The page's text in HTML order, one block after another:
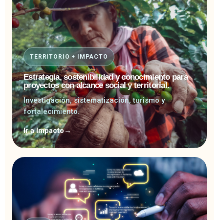
TERRITORIO + IMPACTO
Estrategia, sostenibilidad y conocimiento para
proyectos con alcance social y territorial.
Investigación, sistematización, turismo y
fortalecimiento.
Ir a Impacto→